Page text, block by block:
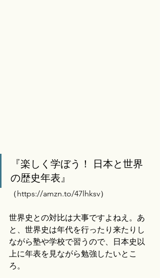
『楽しく学ぼう！ 日本と世界
の歴史年表』
（https://amzn.to/47lhksv）
世界史との対比は大事ですよねえ。あ
と、世界史は年代を行ったり来たりし
ながら塾や学校で習うので、日本史以
上に年表を見ながら勉強したいとこ
ろ。